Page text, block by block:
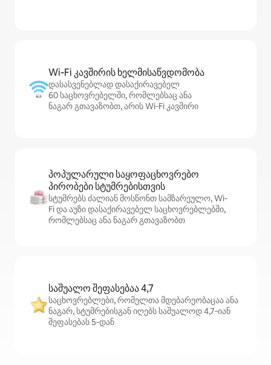
Wi‑Fi კავშირის ხელმისაწვდომობა
დასასვენებლად დასაქირავებელ
60 საცხოვრებელში, რომლებსაც ანა
ნაგარ გთავაზობთ, არის Wi‑Fi კავშირი
პოპულარული საყოფაცხოვრებო
პირობები სტუმრებისთვის
სტუმრებს ძალიან მოსწონთ სამზარეულო, Wi-
Fi და აუზი დასაქირავებელ საცხოვრებლებში,
რომლებსაც ანა ნაგარ გთავაზობთ
საშუალო შეფასებაა 4,7
საცხოვრებლები, რომელთა მდებარეობაცაა ანა
ნაგარ, სტუმრებისგან იღებს საშუალოდ 4,7‑იან
შეფასებას 5‑დან